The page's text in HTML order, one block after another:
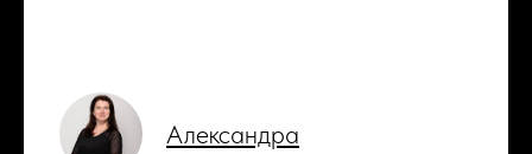
Александра